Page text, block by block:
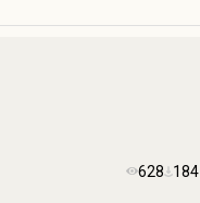
628 184